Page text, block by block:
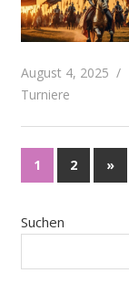
August 4, 2025
Turniere
1 2 »
Suchen